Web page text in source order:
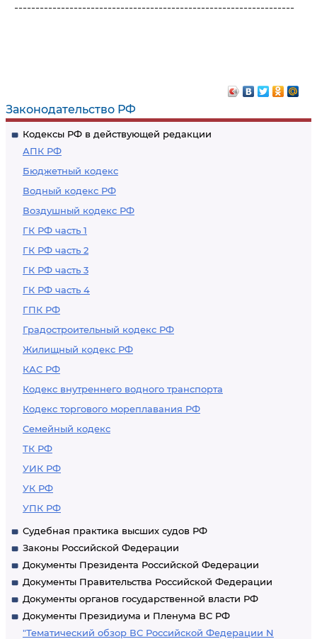
Законодательство РФ
Кодексы РФ в действующей редакции
АПК РФ
Бюджетный кодекс
Водный кодекс РФ
Воздушный кодекс РФ
ГК РФ часть 1
ГК РФ часть 2
ГК РФ часть 3
ГК РФ часть 4
ГПК РФ
Градостроительный кодекс РФ
Жилищный кодекс РФ
КАС РФ
Кодекс внутреннего водного транспорта
Кодекс торгового мореплавания РФ
Семейный кодекс
ТК РФ
УИК РФ
УК РФ
УПК РФ
Судебная практика высших судов РФ
Законы Российской Федерации
Документы Президента Российской Федерации
Документы Правительства Российской Федерации
Документы органов государственной власти РФ
Документы Президиума и Пленума ВС РФ
"Тематический обзор ВС Российской Федерации N
------------------------------------------------------------------